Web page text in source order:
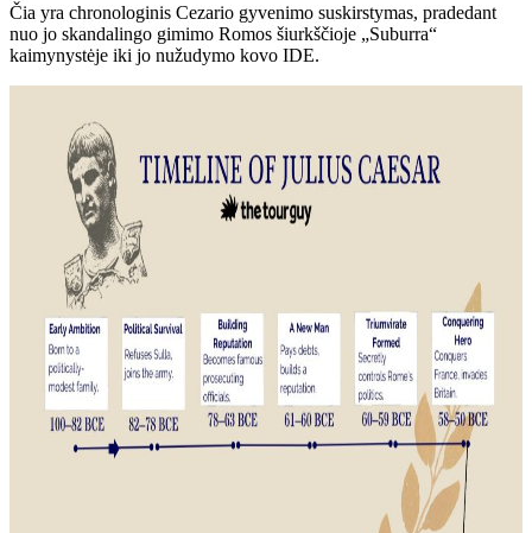
Čia yra chronologinis Cezario gyvenimo suskirstymas, pradedant
nuo jo skandalingo gimimo Romos šiurkščioje „Suburra“
kaimynystėje iki jo nužudymo kovo IDE.